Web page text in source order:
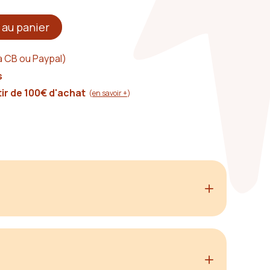
panier
CB ou Paypal)
de 100€ d'achat (en savoir +)
redevient intéressante.